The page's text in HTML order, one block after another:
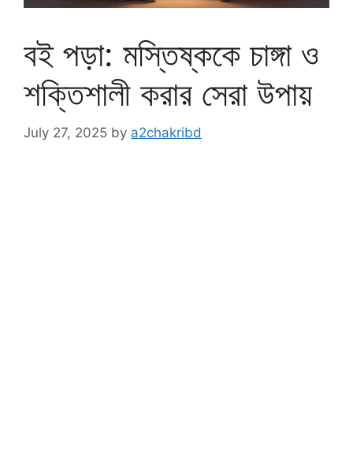
বই পড়া: মস্তিষ্ককে চাঙ্গা ও
শক্তিশালী করার সেরা উপায়
July 27, 2025 by a2chakribd